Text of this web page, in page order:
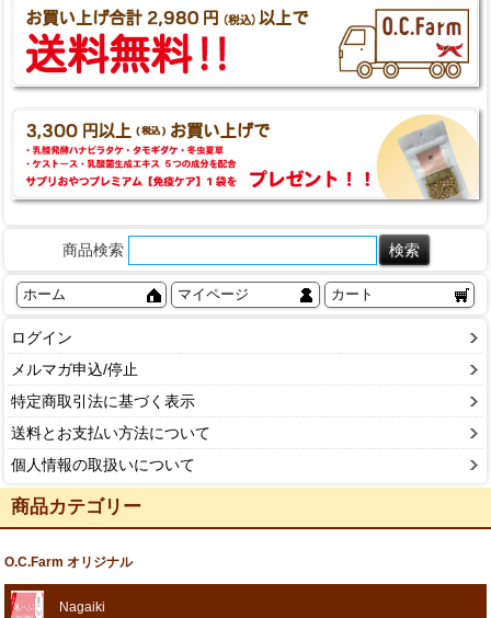
商品検索
ホーム マイページ カート
ログイン
メルマガ申込/停止
特定商取引法に基づく表示
送料とお支払い方法について
個人情報の取扱いについて
商品カテゴリー
O.C.Farm オリジナル
Nagaiki